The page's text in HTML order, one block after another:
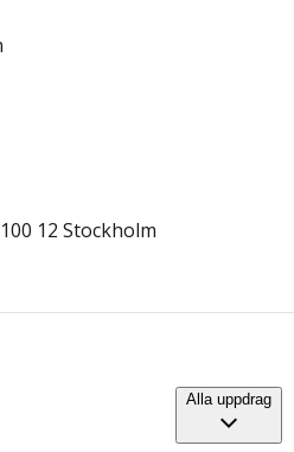
12 Stockholm
Alla uppdrag